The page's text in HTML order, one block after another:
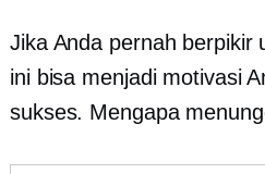
Jika Anda pernah berpikir
ini bisa menjadi motivasi
sukses. Mengapa